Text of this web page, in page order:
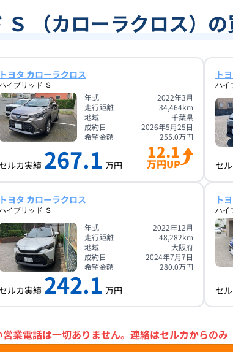
Ｓ （カローラクロス）
トヨタ カローラクロス
イブリッド Ｓ
年式
2022年3月
走行距離
34,464km
地域
千葉県
成約日
2026年5月25日
希望金額
255.0万円
セルカ実績 267.1 万円
12.1
万円UP
ト
ハイ
セ
トヨタ カローラクロス
イブリッド Ｓ
年式
2022年12月
走行距離
48,282km
地域
大阪府
成約日
2024年7月7日
希望金額
280.0万円
セルカ実績 242.1 万円
ト
ハイ
セ
営業電話は一切ありません。 連絡はセルカからのみ